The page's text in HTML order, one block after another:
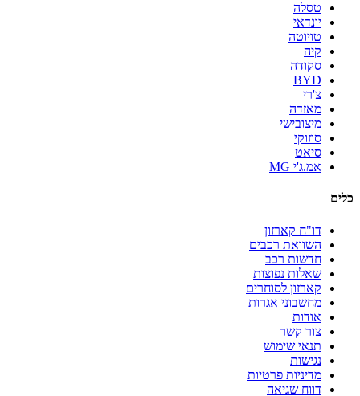
טסלה
יונדאי
טויוטה
קיה
סקודה
BYD
צ'רי
מאזדה
מיצובישי
סוזוקי
סיאט
אמ.ג'י MG
כלים
דו"ח קארזון
השוואת רכבים
חדשות רכב
שאלות נפוצות
קארזון לסוחרים
מחשבוני אגרות
אודות
צור קשר
תנאי שימוש
נגישות
מדיניות פרטיות
דווח שגיאה